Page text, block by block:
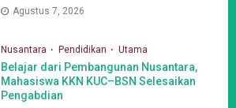
Agustus 7, 2026
Nusantara Pendidikan Utama
Belajar dari Pembangunan Nusantara,
Mahasiswa KKN KUC–BSN Selesaikan
Pengabdian